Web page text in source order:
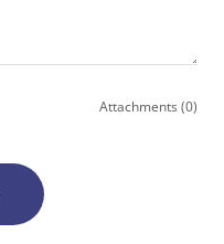
Attachments (0)